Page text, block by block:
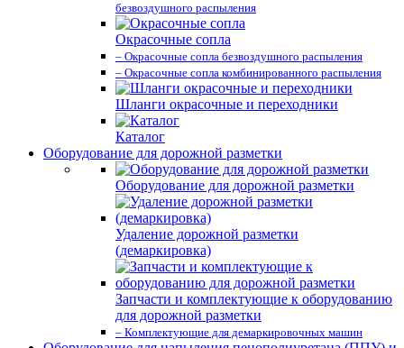
безвоздушного распыления
Окрасочные сопла
– Окрасочные сопла безвоздушного распыления
– Окрасочные сопла комбинированного распыления
Шланги окрасочные и переходники
Каталог
Оборудование для дорожной разметки
Оборудование для дорожной разметки
Удаление дорожной разметки
(демаркировка)
Запчасти и комплектующие к оборудованию
для дорожной разметки
– Комплектующие для демаркировочных машин